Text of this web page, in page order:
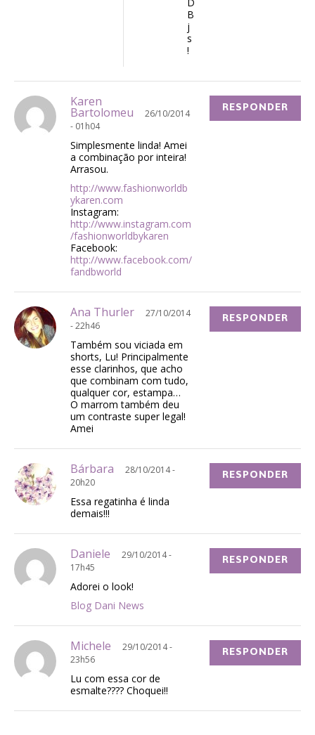
D
B
j
s
!
Karen
Bartolomeu
26/10/2014
- 01h04
Simplesmente linda! Amei
a combinação por inteira!
Arrasou.
http://www.fashionworldb
ykaren.com
Instagram:
http://www.instagram.com
/fashionworldbykaren
Facebook:
http://www.facebook.com/
fandbworld
RESPONDER
Ana Thurler
27/10/2014
- 22h46
Também sou viciada em
shorts, Lu! Principalmente
esse clarinhos, que acho
que combinam com tudo,
qualquer cor, estampa…
O marrom também deu
um contraste super legal!
Amei
RESPONDER
Bárbara
28/10/2014 -
20h20
Essa regatinha é linda
demais!!!
RESPONDER
Daniele
29/10/2014 -
17h45
Adorei o look!
Blog Dani News
RESPONDER
Michele
29/10/2014 -
23h56
Lu com essa cor de
esmalte???? Choquei!!
RESPONDER